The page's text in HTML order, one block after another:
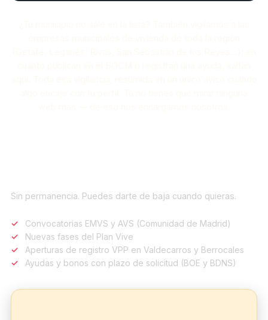
Sin permanencia. Puedes darte de baja cuando quieras.
Convocatorias EMVS y AVS (Comunidad de Madrid)
Nuevas fases del Plan Vive
Aperturas de registro VPP en Valdecarros y Berrocales
Ayudas y bonos con plazo de solicitud (BOE y BDNS)